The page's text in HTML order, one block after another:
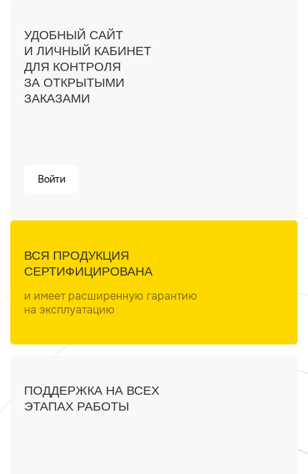
УДОБНЫЙ САЙТ
И ЛИЧНЫЙ КАБИНЕТ
ДЛЯ КОНТРОЛЯ
ЗА ОТКРЫТЫМИ
ЗАКАЗАМИ
Войти
ВСЯ ПРОДУКЦИЯ
СЕРТИФИЦИРОВАНА
и имеет расширенную гарантию
на эксплуатацию
ПОДДЕРЖКА НА ВСЕХ
ЭТАПАХ РАБОТЫ